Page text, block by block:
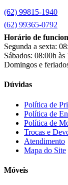
D'
(62) 99815-1940
(62) 99365-0792
Horário de
Segunda a sexta:
Sábados: 08:00h às
Domingos e
Dúvidas
Política de
Política de
Política de
Trocas e
Atendimento
Mapa do Site
Móveis